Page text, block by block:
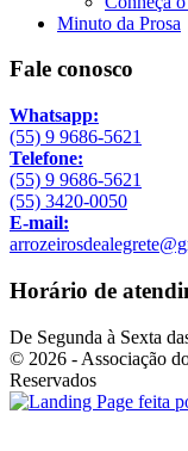
Minuto da Prosa
Fale conosco
Whatsapp:
(55) 9 9686-5621
Telefone:
(55) 9 9686-5621
(55) 3420-0050
E-mail:
Horário de
De Segunda à Sexta
© 2026 - Associação
Reservados